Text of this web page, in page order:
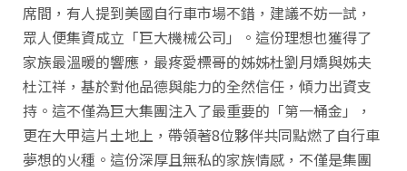
席間，有人提到美國自行車市場不錯，建議不妨一試，
眾人便集資成立「巨大機械公司」。這份理想也獲得了
家族最溫暖的響應，最疼愛標哥的姊姊杜劉月嬌與姊夫
杜江祥，基於對他品德與能力的全然信任，傾力出資支
持。這不僅為巨大集團注入了最重要的「第一桶金」，
更在大甲這片土地上，帶領著8位夥伴共同點燃了自行車
夢想的火種。這份深厚且無私的家族情感，不僅是集團